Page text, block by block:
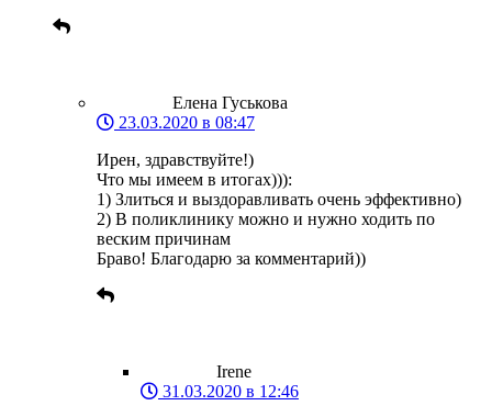
Елена Гуськова
23.03.2020 в 08:47
Ирен, здравствуйте!)
Что мы имеем в итогах))):
1) Злиться и выздоравливать очень эффективно)
2) В поликлинику можно и нужно ходить по
веским причинам
Браво! Благодарю за комментарий))
Irene
31.03.2020 в 12:46